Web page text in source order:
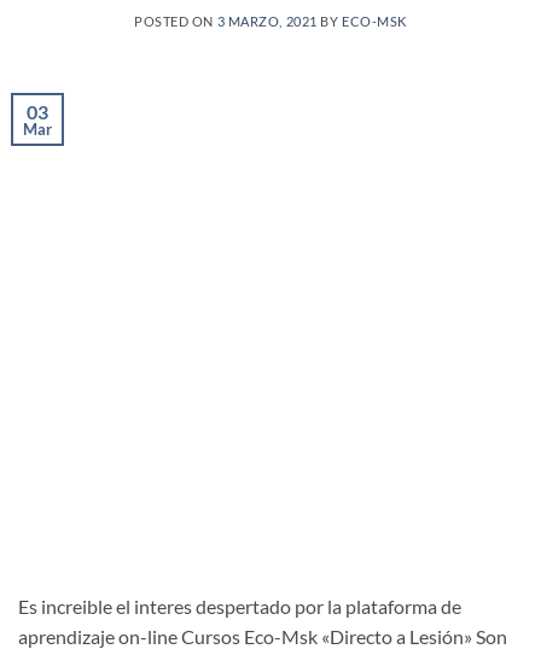
POSTED ON 3 MARZO, 2021 BY ECO-MSK
03
Mar
Es increible el interes despertado por la plataforma de
aprendizaje on-line Cursos Eco-Msk «Directo a Lesión» Son